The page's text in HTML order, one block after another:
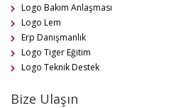
Logo Bakım Anlaşması
Logo Lem
Erp Danışmanlık
Logo Tiger Eğitim
Logo Teknik Destek
Bize Ulaşın